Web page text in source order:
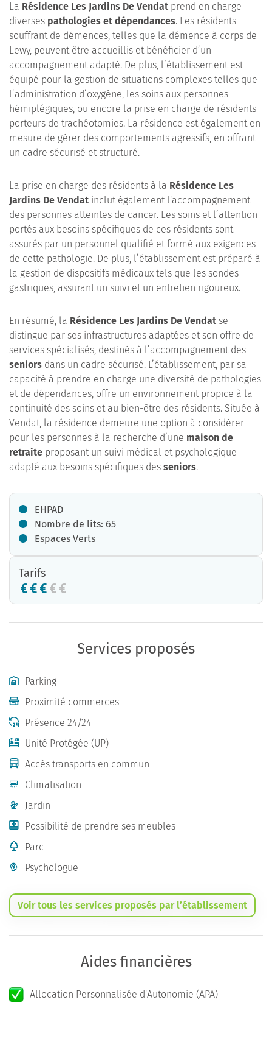
La Résidence Les Jardins De Vendat prend en charge
diverses pathologies et dépendances. Les résidents
souffrant de démences, telles que la démence à corps de
Lewy, peuvent être accueillis et bénéficier d’un
accompagnement adapté. De plus, l’établissement est
équipé pour la gestion de situations complexes telles que
l’administration d’oxygène, les soins aux personnes
hémiplégiques, ou encore la prise en charge de résidents
porteurs de trachéotomies. La résidence est également en
mesure de gérer des comportements agressifs, en offrant
un cadre sécurisé et structuré.
La prise en charge des résidents à la Résidence Les
Jardins De Vendat inclut également l'accompagnement
des personnes atteintes de cancer. Les soins et l’attention
portés aux besoins spécifiques de ces résidents sont
assurés par un personnel qualifié et formé aux exigences
de cette pathologie. De plus, l’établissement est préparé à
la gestion de dispositifs médicaux tels que les sondes
gastriques, assurant un suivi et un entretien rigoureux.
En résumé, la Résidence Les Jardins De Vendat se
distingue par ses infrastructures adaptées et son offre de
services spécialisés, destinés à l’accompagnement des
seniors dans un cadre sécurisé. L’établissement, par sa
capacité à prendre en charge une diversité de pathologies
et de dépendances, offre un environnement propice à la
continuité des soins et au bien-être des résidents. Située à
Vendat, la résidence demeure une option à considérer
pour les personnes à la recherche d’une maison de
retraite proposant un suivi médical et psychologique
adapté aux besoins spécifiques des seniors.
EHPAD
Nombre de lits: 65
Espaces Verts
Tarifs
Services proposés
Parking
Proximité commerces
Présence 24/24
Unité Protégée (UP)
Accès transports en commun
Climatisation
Jardin
Possibilité de prendre ses meubles
Parc
Psychologue
Voir tous les services proposés par l’établissement
Aides financières
Allocation Personnalisée d'Autonomie (APA)